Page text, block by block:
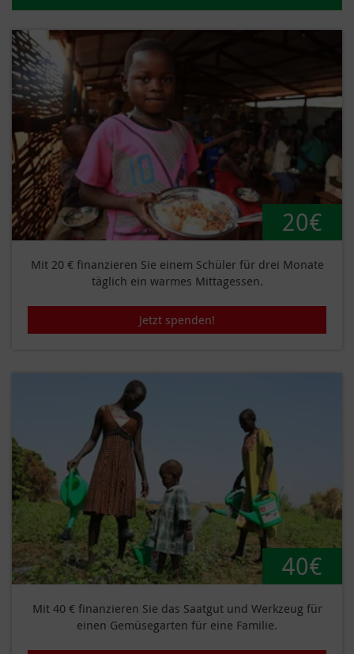
20€
Mit 20 € finanzieren Sie einem Schüler für drei Monate
täglich ein warmes Mittagessen.
Jetzt spenden!
40€
Mit 40 € finanzieren Sie das Saatgut und Werkzeug für
einen Gemüsegarten für eine Familie.